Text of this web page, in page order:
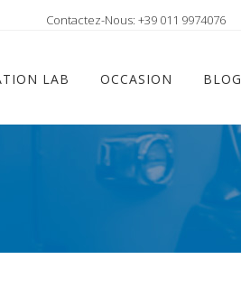
Contactez-Nous: +39 011 9974076
LAB OCCASION BLOG